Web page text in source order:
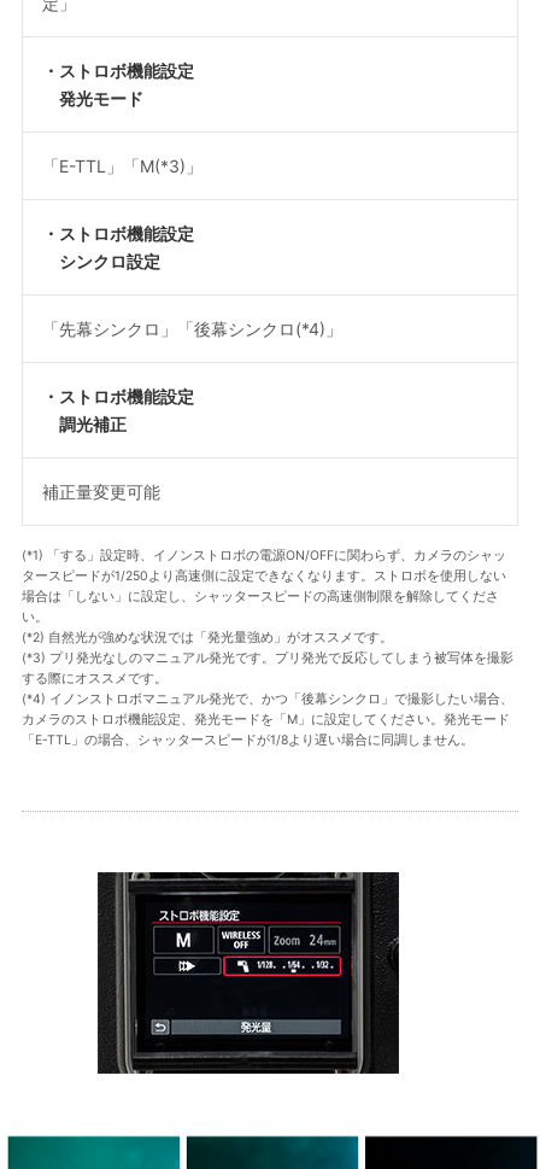
・ストロボ機能設定
発光モード
「E-TTL」「M(*3) 」
・ストロボ機能設定
シンクロ設定
「先幕シンクロ」「後幕シンクロ(*4) 」
・ストロボ機能設定
調光補正
補正量変更可能
(*1) 「する」設定時、イノンストロボの電源ON/OFFに関わらず、カメラのシャッ
タースピードが1/250より高速側に設定できなくなります。ストロボを使用しない
場合は「しない」に設定し、シャッタースピードの高速側制限を解除してくださ
い。
(*2) 自然光が強めな状況では「発光量強め」がオススメです。
(*3) プリ発光なしのマニュアル発光です。プリ発光で反応してしまう被写体を撮影
する際にオススメです。
(*4) イノンストロボマニュアル発光で、かつ「後幕シンクロ」で撮影したい場合、
カメラのストロボ機能設定、発光モードを「M」に設定してください。発光モード
「E-TTL」の場合、シャッタースピードが1/8より遅い場合に同調しません。